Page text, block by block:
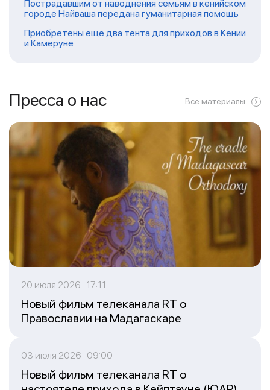
Пострадавшим от наводнения семьям в кенийском
городе Найваша передана гуманитарная помощь
Приобретены еще два тента для приходов в Кении
и Камеруне
Пресса о нас Все материалы
20 июля 2026 17:11
Новый фильм телеканала RT о
Православии на Мадагаскаре
03 июля 2026 09:00
Новый фильм телеканала RT о